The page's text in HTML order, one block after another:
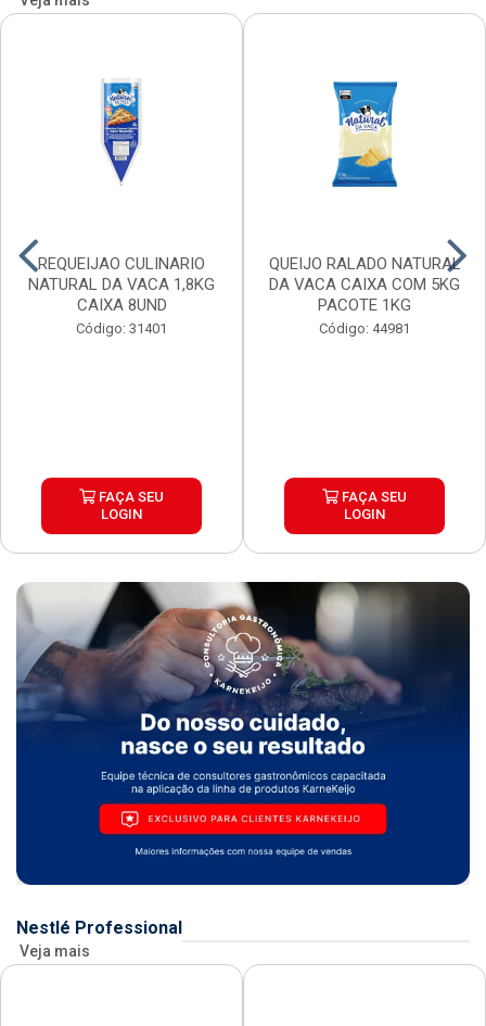
REQUEIJAO CULINARIO
NATURAL DA VACA 1,8KG
CAIXA 8UND
Código: 31401
FAÇA SEU
LOGIN
QUEIJO RALADO NATURAL
DA VACA CAIXA COM 5KG
PACOTE 1KG
Código: 44981
FAÇA SEU
LOGIN
Nestlé Professional
Veja mais